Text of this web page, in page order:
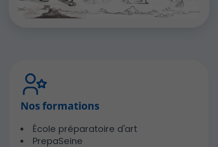
Nos formations
École préparatoire d'art
PrepaSeine